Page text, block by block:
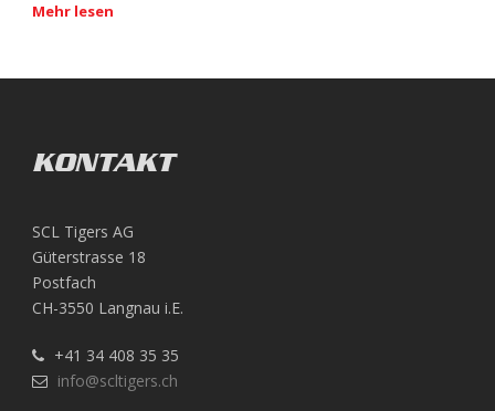
Mehr lesen
KONTAKT
SCL Tigers AG
Güterstrasse 18
Postfach
CH-3550 Langnau i.E.
+41 34 408 35 35
info@scltigers.ch